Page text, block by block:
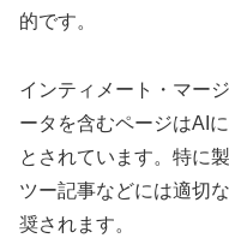
的です。
インティメート・マー
ータを含むページはAI
とされています。特に
ツー記事などには適切
奨されます。